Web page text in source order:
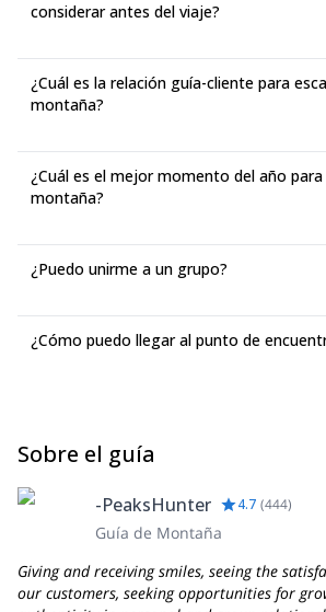
considerar antes del viaje?
¿Cuál es la relación guía-cliente para
montaña?
¿Cuál es el mejor momento del año
montaña?
¿Puedo unirme a un grupo?
¿Cómo puedo llegar al punto de
Sobre el guía
-PeaksHunter 4.7 (444)
Guía de Montaña
Giving and receiving smiles, seeing the
our customers, seeking opportunities for